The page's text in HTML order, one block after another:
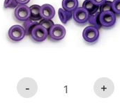
- +